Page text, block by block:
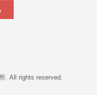
. All rights reserved.